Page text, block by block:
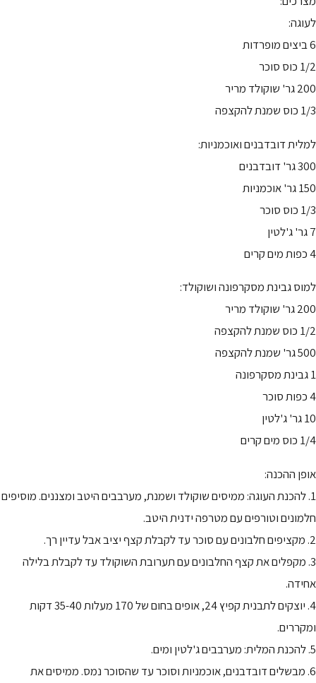
לעוגה:
6 ביצים מופרדות
1/2 כוס סוכר
200 גר' שוקולד מריר
1/3 כוס שמנת להקצפה
למלית דובדבנים ואוכמניות:
300 גר' דובדבנים
150 גר' אוכמניות
1/3 כוס סוכר
7 גר' ג'לטין
4 כפות מים קרים
למוס גבינת מסקרפונה ושוקולד:
200 גר' שוקולד מריר
1/2 כוס שמנת להקצפה
500 גר' שמנת להקצפה
1 גבינת מסקרפונה
4 כפות סוכר
10 גר' ג'לטין
1/4 כוס מים קרים
אופן ההכנה:
1. להכנת העוגה: ממיסים שוקולד ושמנת, מערבבים היטב ומצננים. מוסיפים
חלמונים וטורפים עם מטרפה ידנית היטב.
2. מקציפים חלבונים עם סוכר עד לקבלת קצף יציב אבל עדיין רך.
3. מקפלים את קצף החלבונים עם תערובת השוקולד עד לקבלת בלילה
אחידה.
4. יוצקים לתבנית קפיץ 24, אופים בחום של 170 מעלות 35-40 דקות
ומקררים.
5. להכנת המלית: מערבבים ג'לטין ומים.
6. מבשלים דובדבנים, אוכמניות וסוכר עד שהסוכר נמס. ממיסים את